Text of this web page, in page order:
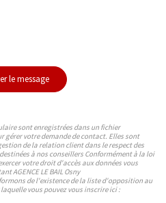
le message
sont enregistrées dans un fichier
gérer votre demande de contact. Elles sont
de la relation client dans le respect des
à nos conseillers Conformément à la loi
votre droit d'accès aux données vous
AGENCE LE BAIL Osny
de l'existence de la liste d'opposition au
vous pouvez vous inscrire ici :